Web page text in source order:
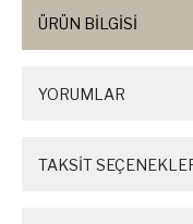
ÜRÜN BİLGİSİ
YORUMLAR
TAKSİT